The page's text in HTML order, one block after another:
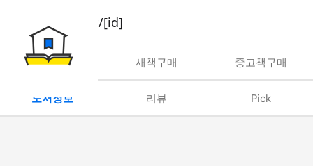
book/rent/[id]
대여 새책구매 중고책구매
도서정보 리뷰 Pick